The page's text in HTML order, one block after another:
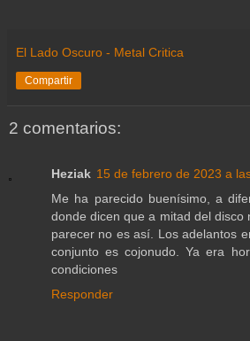
El Lado Oscuro - Metal Critica
Compartir
2 comentarios:
Heziak 15 de febrero de 2023 a
Me ha parecido buenísimo, a
donde dicen que a mitad del
parecer no es así. Los adelantos
conjunto es cojonudo. Ya era
condiciones
Responder